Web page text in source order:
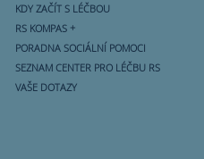
KDY ZAČÍT S LÉČBOU
RS KOMPAS +
PORADNA SOCIÁLNÍ POMOCI
SEZNAM CENTER PRO LÉČBU RS
VAŠE DOTAZY